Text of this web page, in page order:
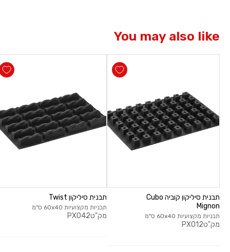
You may also like
תבנית סיליקון קוביה Cubo
Mignon
תבניות מקצועיות 60x40 ס"מ
מק"טPX012
תבנית סיליקון Twist
תבניות מקצועיות 60x40 ס"מ
מק"טPX042